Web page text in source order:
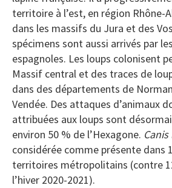
territoire à l’est, en région Rhône-
dans les massifs du Jura et des
spécimens sont aussi arrivés par
espagnoles. Les loups colonisent
Massif central et des traces de
dans des départements de
Vendée. Des attaques d’animaux
attribuées aux loups sont
environ 50 % de l’Hexagone.
considérée comme présente dans
territoires métropolitains (contre
l’hiver 2020-2021).